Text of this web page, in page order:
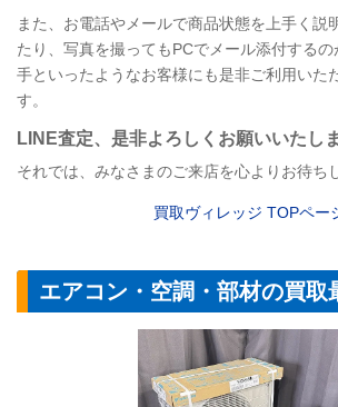
また、お電話やメールで商品状態を上手く説
たり、写真を撮ってもPCでメール添付する
手といったようなお客様にも是非ご利用いた
す。
LINE査定、是非よろしくお願いいたし
それでは、みなさまのご来店を心よりお待ち
買取ヴィレッジ TOPペー
エアコン・空調・部材の買取